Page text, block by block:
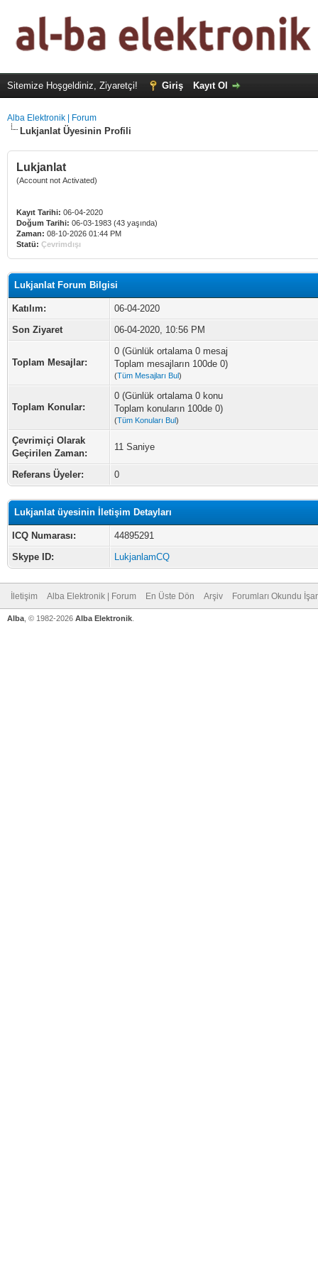
Sitemize Hoşgeldiniz, Ziyaretçi! Giriş Kayıt Ol
Alba Elektronik | Forum
Lukjanlat Üyesinin Profili
Lukjanlat
(Account not Activated)
Kayıt Tarihi: 06-04-2020
Doğum Tarihi: 06-03-1983 (43 yaşında)
Zaman: 08-10-2026 01:44 PM
Statü: Çevrimdışı
Lukjanlat Forum Bilgisi
Katılım:
06-04-2020
Son Ziyaret
06-04-2020, 10:56 PM
Toplam Mesajlar:
0 (Günlük ortalama 0 mesaj
Toplam mesajların 100de 0)
(Tüm Mesajları Bul)
Toplam Konular:
0 (Günlük ortalama 0 konu
Toplam konuların 100de 0)
(Tüm Konuları Bul)
Çevrimiçi Olarak
Geçirilen Zaman:
11 Saniye
Referans Üyeler: 0
Lukjanlat üyesinin İletişim Detayları
ICQ Numarası:
44895291
Skype ID:
LukjanlamCQ
İletişim Alba Elektronik | Forum En Üste Dön Arşiv Forumları Okundu
Alba , © 1982-2026 Alba Elektronik